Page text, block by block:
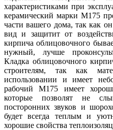
характеристиками при
керамический марки М175
части вашего дома, так как
вид и защитит от
кирпича облицовочного
нужный, лучше
Кладка облицовочного
строителям, так как
использовании и имеет
рабочий М175 имеет
которые позволят не
посторонних звуков и
будет всегда теплым и
хорошие свойства